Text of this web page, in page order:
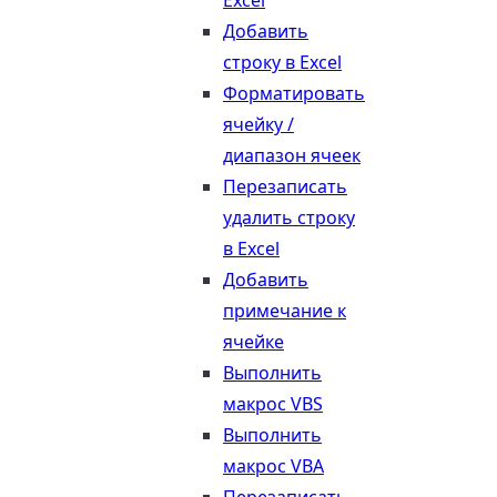
Добавить
строку в Excel
Форматировать
ячейку /
диапазон ячеек
Перезаписать
удалить строку
в Excel
Добавить
примечание к
ячейке
Выполнить
макрос VBS
Выполнить
макрос VBA